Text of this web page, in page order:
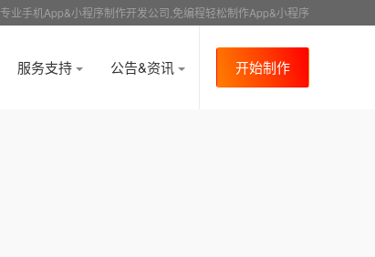
专业手机App&小程序制作开发公司,免编程轻松制作App&小程序
服务支持 公告&资讯 开始制作